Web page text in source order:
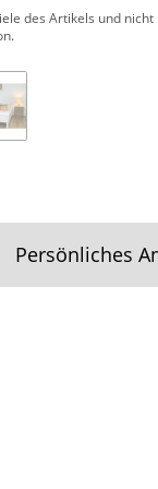
des Artikels und nicht
Persönliches